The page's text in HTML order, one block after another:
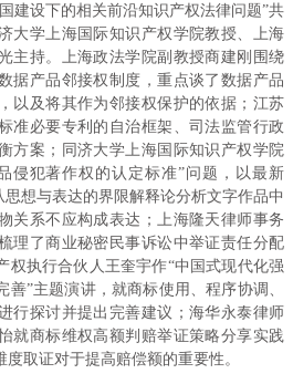
建设下的相关前沿知识产权法律问题”共
大学上海国际知识产权学院教授、上海
主持。上海政法学院副教授商建刚围绕
据产品邻接权制度，重点谈了数据产品
以及将其作为邻接权保护的依据；江苏
准必要专利的自治框架、司法监管行政
方案；同济大学上海国际知识产权学院
侵犯著作权的认定标准”问题，以最新
思想与表达的界限解释论分析文字作品中
关系不应构成表达；上海隆天律师事务
理了商业秘密民事诉讼中举证责任分配
权执行合伙人王奎宇作“中国式现代化强
善”主题演讲，就商标使用、程序协调、
行探讨并提出完善建议；海华永泰律师
就商标维权高额判赔举证策略分享实践
取证对于提高赔偿额的重要性。